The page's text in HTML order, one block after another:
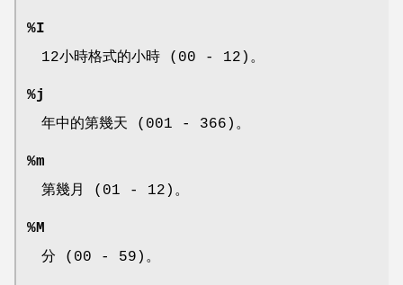
%I
12小時格式的小時 (00 - 12)。
%j
年中的第幾天 (001 - 366)。
%m
第幾月 (01 - 12)。
%M
分 (00 - 59)。